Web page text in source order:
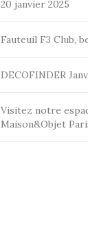
20 janvier 2025
Fauteuil F3 Club,
DECOFINDER
Visitez notre
Maison&Objet